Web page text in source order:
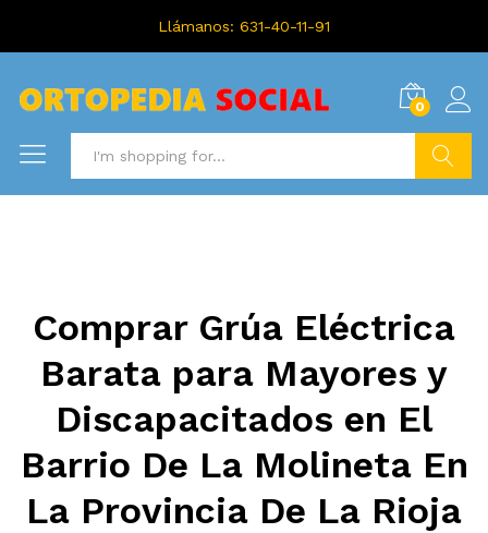
Llámanos: 631-40-11-91
0
Comprar Grúa Eléctrica
Barata para Mayores y
Discapacitados en El
Barrio De La Molineta En
La Provincia De La Rioja